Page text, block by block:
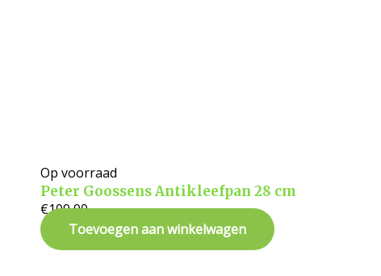
Op voorraad
Peter Goossens Antikleefpan 28 cm
€109,90
Toevoegen aan winkelwagen